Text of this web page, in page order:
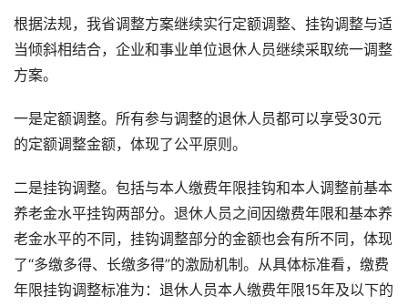
根据法规，我省调整方案继续实行定额调整、挂钩调整与适
当倾斜相结合，企业和事业单位退休人员继续采取统一调整
方案。
一是定额调整。所有参与调整的退休人员都可以享受30元
的定额调整金额，体现了公平原则。
二是挂钩调整。包括与本人缴费年限挂钩和本人调整前基本
养老金水平挂钩两部分。退休人员之间因缴费年限和基本养
老金水平的不同，挂钩调整部分的金额也会有所不同，体现
了“多缴多得、长缴多得”的激励机制。从具体标准看，缴费
年限挂钩调整标准为：退休人员本人缴费年限15年及以下的